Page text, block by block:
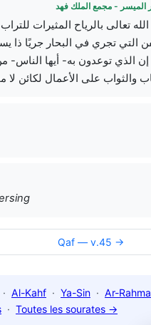
الميسر - مجمع الملك فهد
تعالى بالرياح المثيرات
التي تجري في البحار جريًا ذا
الذي توعدون به- أيها الناس-
والثواب على الأعمال لكائن لا
Qaf — v.45 →
· Al-Kahf · Ya-Sin · Ar-
· Toutes les sourates →